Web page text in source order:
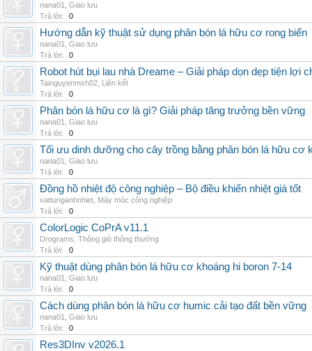
nana01
Giao lưu
Trả lời:
0
Hướng dẫn kỹ thuật sử dụng phân bón lá hữu cơ rong biển
nana01
Giao lưu
Trả lời:
0
Robot hút bụi lau nhà Dreame – Giải pháp dọn dẹp tiện lợi
Tainguyenmxh02 Liên kết
Trả lời:
0
Phân bón lá hữu cơ là gì? Giải pháp tăng trưởng bền vững
nana01
Giao lưu
Trả lời:
0
Tối ưu dinh dưỡng cho cây trồng bằng phân bón lá hữu cơ
nana01
Giao lưu
Trả lời:
0
Đồng hồ nhiệt độ công nghiệp – Bộ điều khiển nhiệt giá tốt
vattunganhnhiet Máy móc công nghiệp
Trả lời:
0
ColorLogic CoPrA v11.1
Drograms Thông gió thông thường
Trả lời:
0
Kỹ thuật dùng phân bón lá hữu cơ khoáng hi boron 7-14
nana01
Giao lưu
Trả lời:
0
Cách dùng phân bón lá hữu cơ humic cải tạo đất bền vững
nana01
Giao lưu
Trả lời:
0
Res3DInv v2026.1